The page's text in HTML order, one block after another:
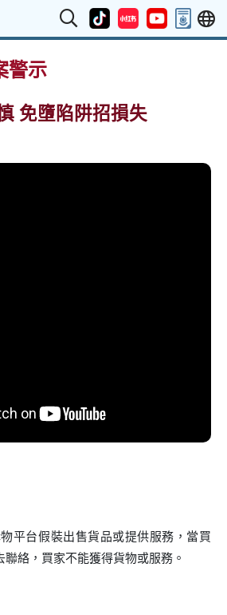
警示
免墮陷阱招損失
平台假裝出售貨品或提供服務，當買
絡，買家不能獲得貨物或服務。